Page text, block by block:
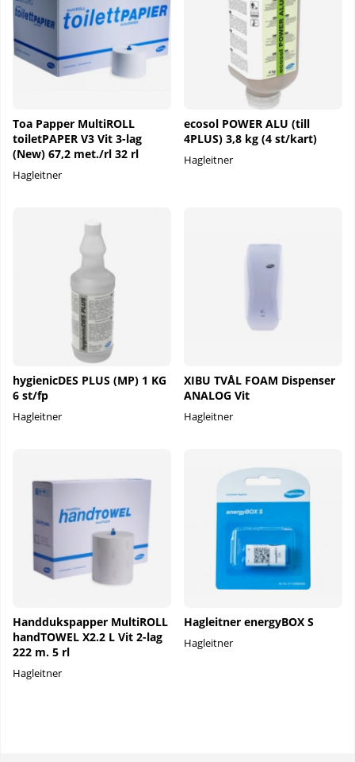
Toa Papper MultiROLL
toiletPAPER V3 Vit 3-lag
(New) 67,2 met./rl 32 rl
Hagleitner
ecosol POWER ALU (till
4PLUS) 3,8 kg (4 st/kart)
Hagleitner
hygienicDES PLUS (MP) 1 KG
6 st/fp
Hagleitner
XIBU TVÅL FOAM Dispenser
ANALOG Vit
Hagleitner
Handdukspapper MultiROLL
handTOWEL X2.2 L Vit 2-lag
222 m. 5 rl
Hagleitner
Hagleitner energyBOX S
Hagleitner